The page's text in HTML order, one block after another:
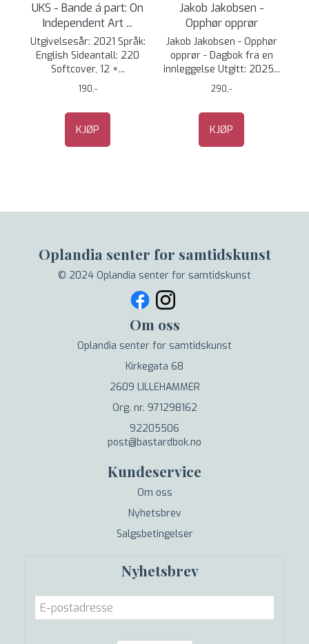
UKS - Bande á part: On
Independent Art ...
Utgivelsesår: 2021 Språk:
English Sideantall: 220
Softcover, 12 ×...
190,-
KJØP
Jakob Jakobsen -
Opphør opprør
Jakob Jakobsen - Opphør
opprør - Dagbok fra en
innleggelse Utgitt: 2025...
290,-
KJØP
Oplandia senter for samtidskunst
© 2024 Oplandia senter for samtidskunst
Om oss
Oplandia senter for samtidskunst
Kirkegata 68
2609 LILLEHAMMER
Org. nr. 971298162
92205506
post@bastardbok.no
Kundeservice
Om oss
Nyhetsbrev
Salgsbetingelser
Nyhetsbrev